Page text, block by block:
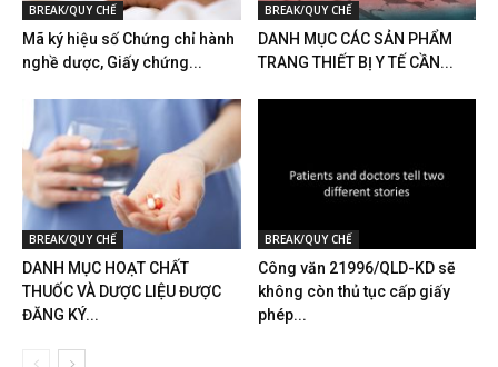
BREAK/QUY CHẾ
Mã ký hiệu số Chứng chỉ hành
nghề dược, Giấy chứng...
BREAK/QUY CHẾ
DANH MỤC CÁC SẢN PHẨM
TRANG THIẾT BỊ Y TẾ CẦN...
BREAK/QUY CHẾ
DANH MỤC HOẠT CHẤT
THUỐC VÀ DƯỢC LIỆU ĐƯỢC
ĐĂNG KÝ...
BREAK/QUY CHẾ
Công văn 21996/QLD-KD sẽ
không còn thủ tục cấp giấy
phép...